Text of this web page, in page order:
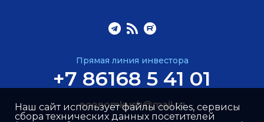
Прямая линия инвестора
+7 86168 5 41 01
economkush@mail.ru
Наш сайт использует файлы cookies, сервисы
сбора технических данных посетителей